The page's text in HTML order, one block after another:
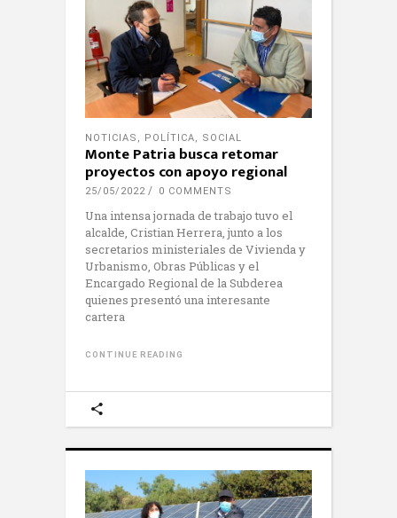
NOTICIAS , POLÍTICA, SOCIAL
Monte Patria busca retomar
proyectos con apoyo regional
25/05/2022 0 COMMENTS
Una intensa jornada de trabajo tuvo el
alcalde, Cristian Herrera, junto a los
secretarios ministeriales de Vivienda y
Urbanismo, Obras Públicas y el
Encargado Regional de la Subderea
quienes presentó una interesante
cartera
CONTINUE READING